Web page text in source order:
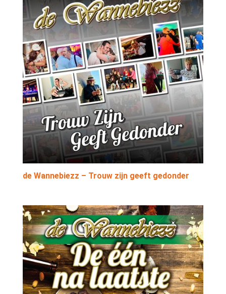
de Wannebiezz – Trouw zijn geeft gedonder